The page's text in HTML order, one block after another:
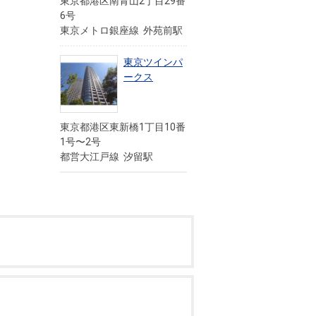
6号
東京メトロ銀座線 外苑前駅
東京ツインパ
ークス
東京都港区東新橋1丁目10番
1号〜2号
都営大江戸線 汐留駅